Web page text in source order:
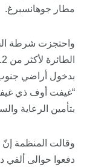
مطار جوهانسبرغ.
بدخول أراضي جنوب
بتأمين الرعاية
وقالت المنظمة إنّ
دفعوا حوالى ألفي